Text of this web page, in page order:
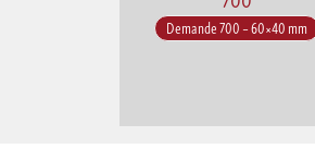
Demande 700 – 60×40 mm